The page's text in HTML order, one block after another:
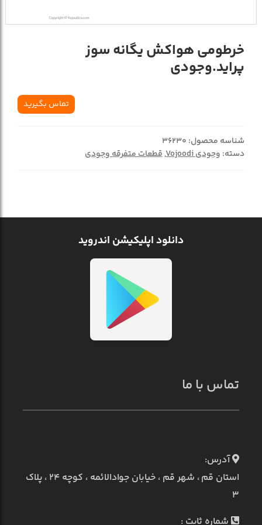
خرطومی هواکش یگانه سوز
پراید.وجودی
تماس بگیرید
شناسه محصول: 36230
دسته: وجودی Vojoodi ,قطعات متفرقه وجودی
دانلود اپلیکیشن اندروید
تماس با ما
آدرس:
استان قم ، شهر قم ، خیابان جوادالائمه ، کوچه ۲۴ ، پلاک
۳
شماره ثابت :